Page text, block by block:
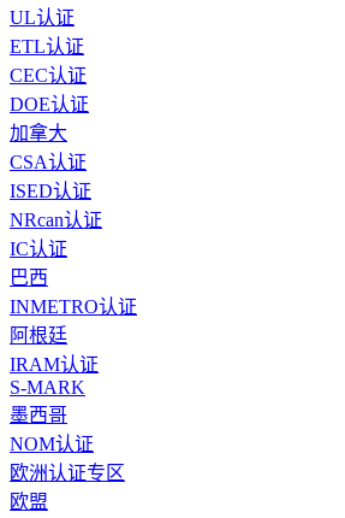
UL认证
ETL认证
CEC认证
DOE认证
加拿大
CSA认证
ISED认证
NRcan认证
IC认证
巴西
INMETRO认证
阿根廷
IRAM认证
S-MARK
墨西哥
NOM认证
欧洲认证专区
欧盟